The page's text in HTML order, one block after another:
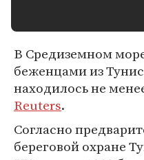
В Средиземном
беженцами из
находилось не
Reuters.
Согласно
береговой охране